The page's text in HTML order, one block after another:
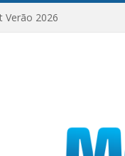
Verão 2026